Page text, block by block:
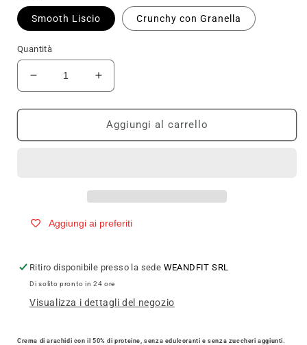
Smooth Liscio Crunchy con Granella
Quantità
Diminuisci
quantità
per
CREMA
350g
Aumenta
quantità
per
WhySport
CREMA
350g
Aggiungi al carrello
Aggiungi ai preferiti
Ritiro disponibile presso la sede WEANDFIT SRL
Di solito pronto in 24 ore
Visualizza i dettagli del negozio
Crema di arachidi con il 50% di proteine, senza edulcoranti e senza zuccheri aggiunti.